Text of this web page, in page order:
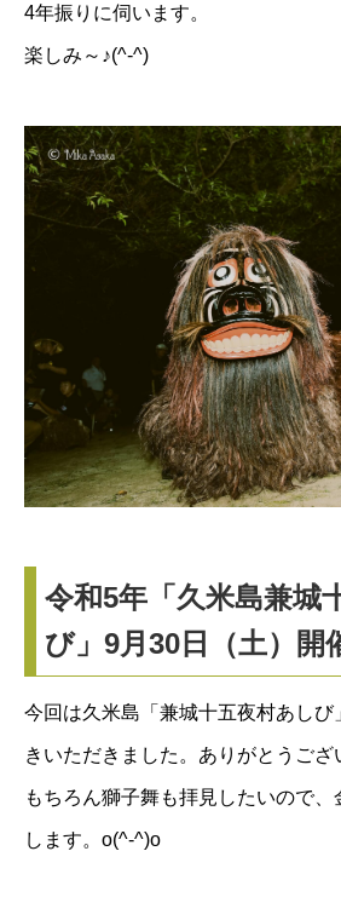
4年振りに伺います。
楽しみ～♪(^-^)
令和5年「久米島兼城
び」9月30日（土）開
今回は久米島「兼城十五夜村あしび
きいただきました。ありがとうござ
もちろん獅子舞も拝見したいので、
します。o(^-^)o